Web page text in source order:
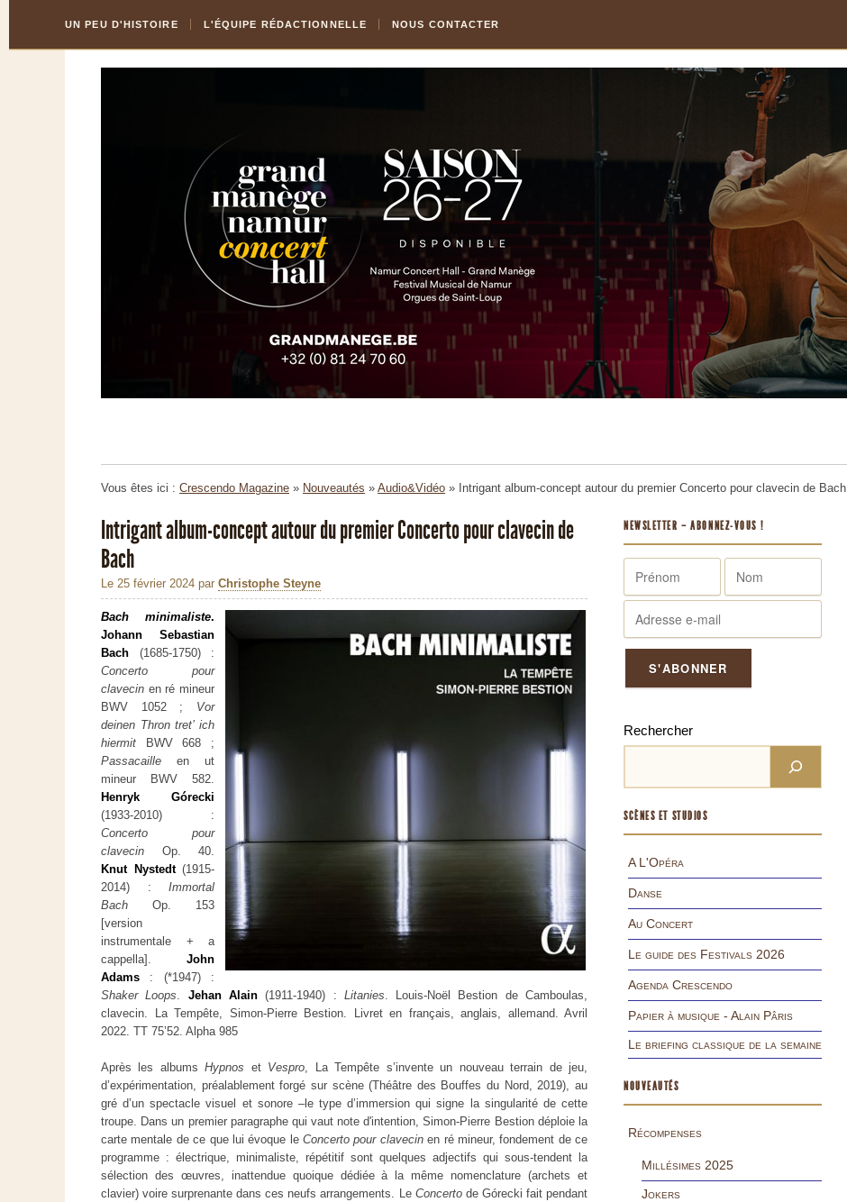
Content
la
UN PEU D'HISTOIRE L'ÉQUIPE RÉDACTIONNELLE NOUS CONTACTER
Vous êtes ici : Crescendo Magazine » Nouveautés » Audio&Vidéo » Intrigant album-concept autour du premier Concerto pour clavecin de Bach
Intrigant album-concept autour du premier Concerto pour clavecin de
Bach
Le 25 février 2024 par Christophe Steyne
Bach minimaliste.
Johann Sebastian
Bach (1685-1750) :
Concerto pour
clavecin en ré mineur
BWV 1052 ; Vor
deinen Thron tret’ ich
hiermit BWV 668 ;
Passacaille en ut
mineur BWV 582.
Henryk Górecki
(1933-2010) :
Concerto pour
clavecin Op. 40.
Knut Nystedt(1915-
2014) : Immortal
Bach Op. 153
[version
instrumentale + a
cappella]. John
Adams : (*1947) :
Shaker Loops. Jehan Alain(1911-1940) : Litanies. Louis-Noël Bestion de Camboulas,
clavecin. La Tempête, Simon-Pierre Bestion. Livret en français, anglais, allemand. Avril
2022. TT 75’52. Alpha 985
Après les albumsHypnos et Vespro, La Tempête s’invente un nouveau terrain de jeu,
d’expérimentation, préalablement forgé sur scène (Théâtre des Bouffes du Nord, 2019), au
gré d’un spectacle visuel et sonore –le type d’immersion qui signe la singularité de cette
troupe. Dans un premier paragraphe qui vaut note d'intention, Simon-Pierre Bestion déploie la
carte mentale de ce que lui évoque le Concerto pour clavecinen ré mineur, fondement de ce
programme : électrique, minimaliste, répétitif sont quelques adjectifs qui sous-tendent la
sélection des œuvres, inattendue quoique dédiée à la même nomenclature (archets et
clavier) voire surprenante dans ces neufs arrangements. Le Concertode Górecki fait pendant
NEWSLETTER – ABONNEZ-VOUS !
Rechercher
SCÈNES ET STUDIOS
A L'Opéra
Danse
Au Concert
Le guide des Festivals 2026
Agenda Crescendo
Papier à musique - Alain Pâris
Le briefing classique de la semaine
NOUVEAUTÉS
Récompenses
Millésimes 2025
Jokers